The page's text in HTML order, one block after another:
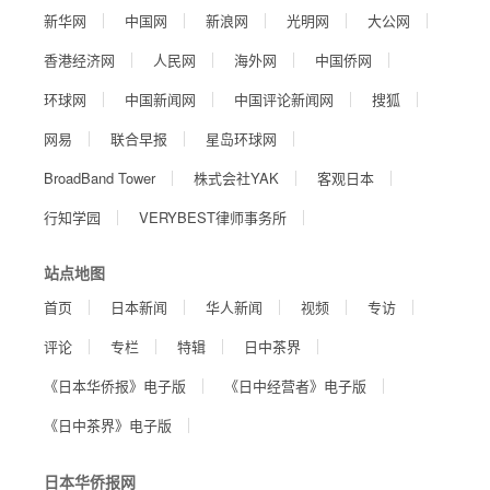
新华网 中国网 新浪网 光明网
大公网
香港经济网
人民网 海外网
中国侨网
环球网
中国新闻网 中国评论新闻网
搜狐
网易
联合早报
星岛环球网
BroadBand Tower
株式会社YAK
客观日本
行知学园
VERYBEST律师事务所
站点地图
首页 日本新闻 华人新闻 视频
专访
评论
专栏 特辑
日中茶界
《日本华侨报》电子版
《日中经营者》电子版
《日中茶界》电子版
日本华侨报网